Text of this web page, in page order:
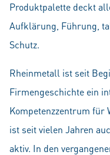
Produktpalette deckt
Aufklärung, Führung,
Schutz.
Rheinmetall ist seit
Firmengeschichte ein
Kompetenzzentrum für
ist seit vielen Jahren
aktiv. In den